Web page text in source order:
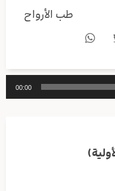
طب الأرواح
00:00